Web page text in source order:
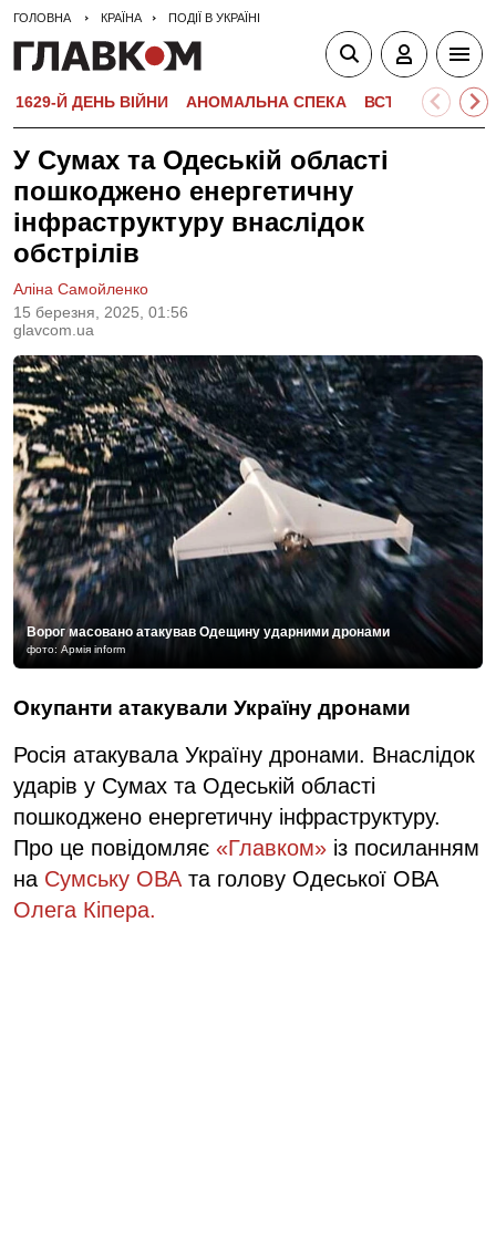
ГОЛОВНА КРАЇНА ПОДІЇ В УКРАЇНІ
1629-Й ДЕНЬ ВІЙНИ АНОМАЛЬНА СПЕКА ВСТУПНА
У Сумах та Одеській області
пошкоджено енергетичну
інфраструктуру внаслідок
обстрілів
15 березня, 2025, 01:56
glavcom.ua
Аліна Самойленко
Ворог масовано атакував Одещину ударними дронами
фото: Армія inform
Окупанти атакували Україну дронами
Росія атакувала Україну дронами. Внаслідок
ударів у Сумах та Одеській області
пошкоджено енергетичну інфраструктуру.
Про це повідомляє «Главком» із посиланням
на Сумську ОВА та голову Одеської ОВА
Олега Кіпера.